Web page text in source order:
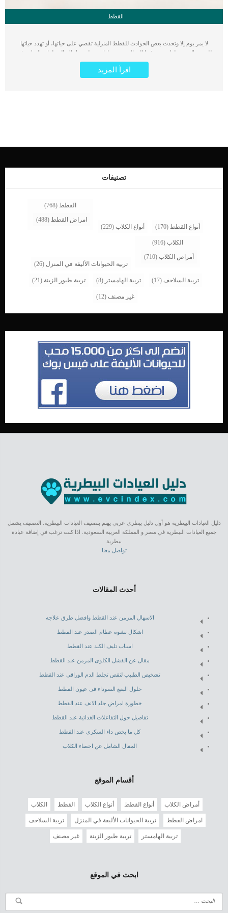
القطط
لا يمر يوم إلا وتحدث بعض الحوادث للقطط المنزلية تقضي على حياتها، أو تهدد حياتها
للدرجة التي تجعلها تقترب فيها إلى الموت. سواءا عن طريق ابتلاع المنظفات السامة في
منزلك أو السقوط من الأدوار العالية أو سقوط الأشياء الثقيلة عليها وغير ذلك من الكثير
من الحوادث التي تؤدي إلى تضرر القطط و تهديد حياتها. بالإضافة إلى ذلك فإن هناك
أخطاء تحدث من مربي ومحبي القطط تؤدي إلى ضرر بالغ بدون قصد للقطط. لذلك نقدم
اقرأ المزيد
تصنيفات
أنواع القطط (170) أنواع الكلاب (229)
القطط (768)
امراض القطط (488)
الكلاب (916)
أمراض الكلاب (710)
تربية الحيوانات الأليفة في المنزل (26)
تربية السلاحف (17) تربية الهامستر (8) تربية طيور الزينة (21)
غير مصنف (12)
دليل العيادات البيطرية هو أول دليل بيطري عربي يهتم بتصنيف العيادات البيطرية. التصنيف يشمل
جميع العيادات البيطرية في مصر و المملكة العربية السعودية. اذا كنت ترغب في إضافة عيادة
بيطرية
تواصل معنا
أحدث المقالات
الاسهال المزمن عند القطط وافضل طرق علاجه
اشكال تشوه عظام الصدر عند القطط
اسباب تليف الكبد عند القطط
مقال عن الفشل الكلوى المزمن عند القطط
تشخيص الطبيب لنقص تجلط الدم الوراقى عند القطط
حلول البقع السوداء فى عيون القطط
خطورة امراض جلد الانف عند القطط
تفاصيل حول التفاعلات الغذائية عند القطط
كل ما يخص داء السكرى عند القطط
المقال الشامل عن اخصاء الكلاب
أقسام الموقع
أمراض الكلاب أنواع القطط أنواع الكلاب القطط الكلاب
امراض القطط تربية الحيوانات الأليفة في المنزل تربية السلاحف
تربية الهامستر تربية طيور الزينة غير مصنف
ابحث في الموقع